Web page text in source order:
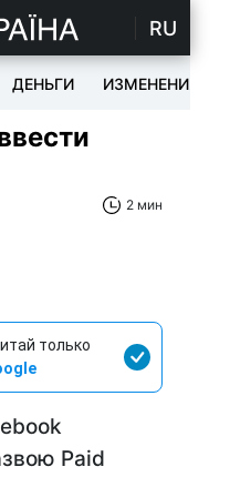
RU
ДЕНЬГИ ИЗМЕНЕНИЯ
2 мин
только
Paid